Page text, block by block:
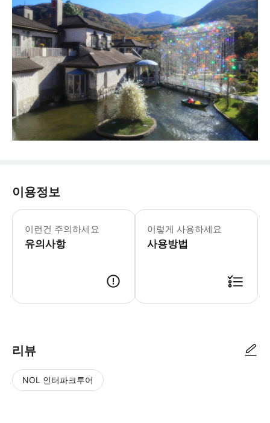
이용정보
이런건 주의하세요
유의사항
🎫 티켓 이용 안내 - 모바일 바우처
이렇게 사용하세요
사용방법
리뷰
NOL 인터파크투어